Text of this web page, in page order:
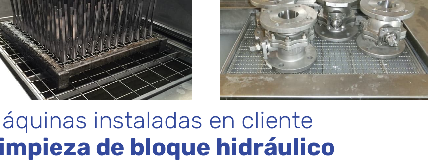
instaladas en cliente
de bloque hidráulico